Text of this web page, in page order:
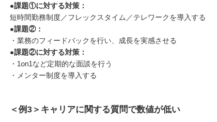
●課題①に対する対策：
短時間勤務制度／フレックスタイム／テレワークを導入する
●課題②：
・業務のフィードバックを行い、成長を実感させる
●課題②に対する対策：
・1on1など定期的な面談を行う
・メンター制度を導入する
＜例3＞キャリアに関する質問で数値が低い